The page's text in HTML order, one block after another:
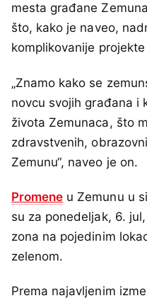
mesta građane
što, kako je naveo,
komplikovanije
„Znamo kako se
novcu svojih građana i
života Zemunaca, što
zdravstvenih,
Zemunu“, naveo je on.
Promene u Zemunu u
su za ponedeljak, 6.
zona na pojedinim
zelenom.
Prema najavljenim